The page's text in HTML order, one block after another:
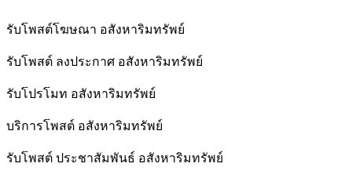
รับโพสต์โฆษณา อสังหาริมทรัพย์
รับโพสต์ ลงประกาศ อสังหาริมทรัพย์
รับโปรโมท อสังหาริมทรัพย์
บริการโพสต์ อสังหาริมทรัพย์
รับโพสต์ ประชาสัมพันธ์ อสังหาริมทรัพย์